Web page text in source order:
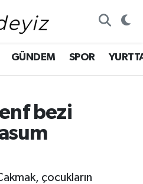
GÜNDEM SPOR
bezi
çocukların
Haritası
ve Fikstür